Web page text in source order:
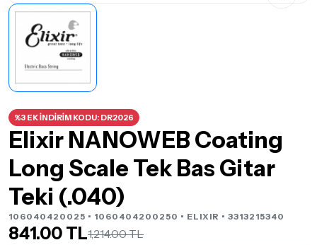
%3 EK İNDİRİM KODU: DR2026
Elixir NANOWEB Coating
Long Scale Tek Bas Gitar
Teki (.040)
106040420025 • 1060404200250 • ELIXIR • 3313215340
841.00 TL1,214.00 TL